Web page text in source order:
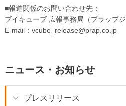
■報道関係のお問い合わせ先：
ブイキューブ 広報事務局（プラップジ
E-mail：vcube_release@prap.co.jp
ニュース・お知らせ
プレスリリース